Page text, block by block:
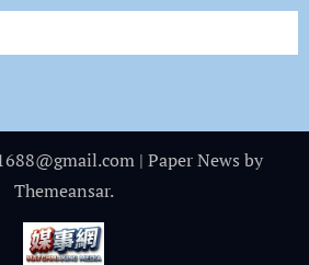
| Paper News by
Themeansar.